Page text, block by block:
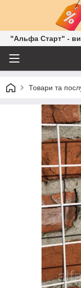
"Альфа Старт" -
Товари та